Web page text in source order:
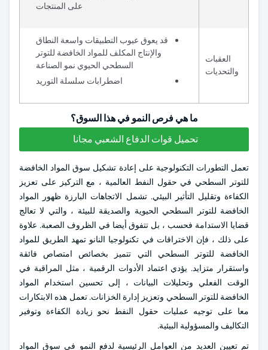
على المنتجات
العقبات
والتحديات
قد يعوق عيوب التطبيقات واسعة النطاق
والإنتاج المكلف للمواد الخافضة للتوتر
السطحي الحيوي نمو الصناعة
اضطرابات سلسلة التوريد
ما هي فرص النمو في هذا السوق؟
تحميل قوات الدفاع الشعبي مجانا
تعمل التطورات التكنولوجية على إعادة تشكيل سوق المواد الخافضة
للتوتر السطحي في حقول النفط العالمية ، مع التركيز على تعزيز
الكفاءة وتقليل التأثير البيئي. تشمل الاتجاهات البارزة ظهور المواد
الخافضة للتوتر السطحي الحيوية والصديقة للبيئة ، والتي لا تعالج
قضايا الاستدامة فحسب ، بل تتفوق أيضا في الظروف الصعبة. علاوة
على ذلك ، فإن الاختراقات في تكنولوجيا النانو تمهد الطريق للمواد
الخافضة للتوتر السطحي التي تتميز بخصائص امتصاص فائقة
واستقرار متزايد. يؤدي اعتماد الأدوات الرقمية ، مثل المراقبة في
الوقت الفعلي وتحليلات البيانات ، إلى تحسين استخدام المواد
الخافضة للتوتر السطحي وتعزيز إدارة الخزانات. تعمل هذه الابتكارات
معا على توجيه عمليات حقول النفط نحو زيادة الكفاءة وتوفير
التكاليف والمسؤولية البيئية.
تم تعيين العديد من العوامل الرئيسية لدفع النمو في سوق المواد